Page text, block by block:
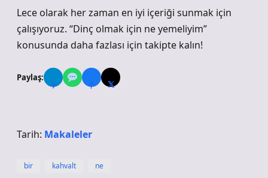
Lece olarak her zaman en iyi içeriği sunmak için
çalışıyoruz. “Dinç olmak için ne yemeliyim”
konusunda daha fazlası için takipte kalın!
Paylaş:
✈ f 𝕏
Tarih: Makaleler
bir kahvalt ne